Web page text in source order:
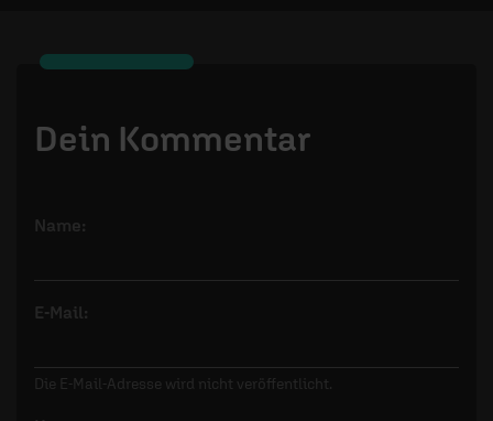
Dein Kommentar
Name:
E-Mail:
Die E-Mail-Adresse wird nicht veröffentlicht.